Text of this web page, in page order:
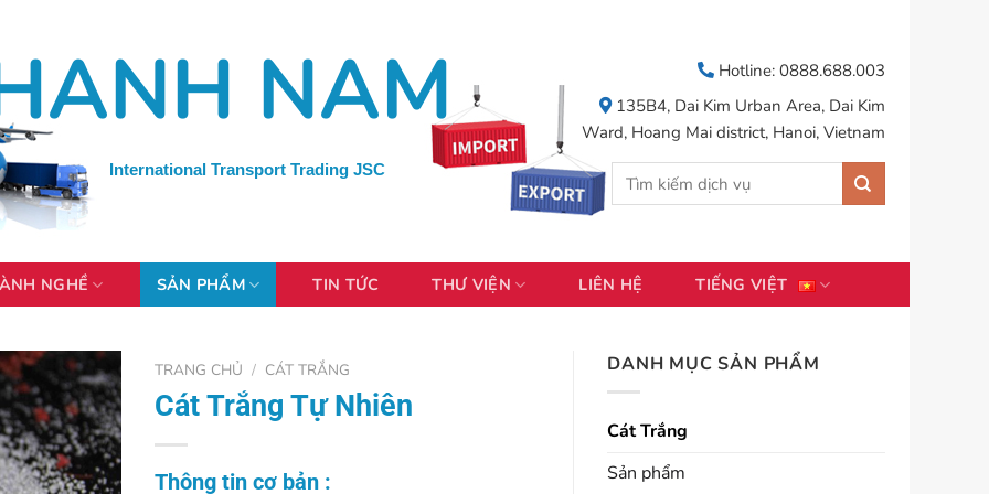
NAM
International Transport Trading JSC
Hotline: 0888.688.003
135B4, Dai Kim Urban Area, Dai Kim
Ward, Hoang Mai district, Hanoi, Vietnam
Tìm
kiếm:
NGHỀ SẢN PHẨM TIN TỨC THƯ VIỆN LIÊN HỆ TIẾNG VIỆT
TRANG CHỦ / CÁT TRẮNG
Cát Trắng Tự Nhiên
Thông tin cơ bản :
DANH MỤC SẢN PHẨM
Cát Trắng
Sản phẩm